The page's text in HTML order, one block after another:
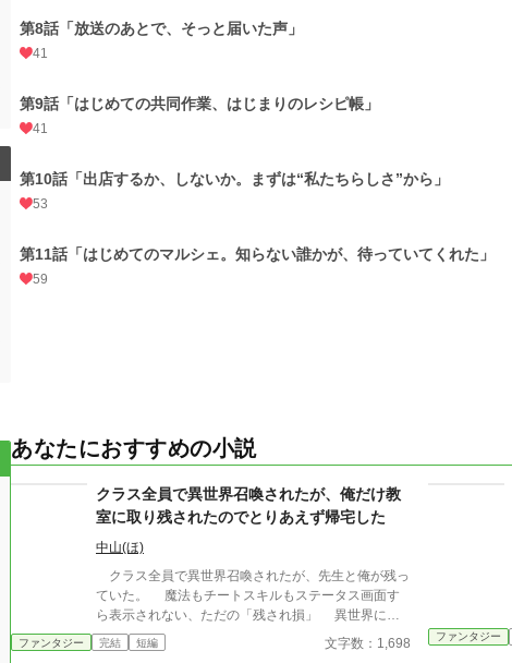
第8話「放送のあとで、そっと届いた声」
41
第9話「はじめての共同作業、はじまりのレシピ帳」
41
第10話「出店するか、しないか。まずは“私たちらしさ”から」
53
第11話「はじめてのマルシェ。知らない誰かが、待っていてくれた」
59
あなたにおすすめの小説
クラス全員で異世界召喚されたが、俺だけ教
室に取り残されたのでとりあえず帰宅した
中山(ほ)
クラス全員で異世界召喚されたが、先生と俺が残っ
ていた。 魔法もチートスキルもステータス画面す
ら表示されない、ただの「残され損」 異世界に行
けなかった俺を待っていたのは、世知辛い現実だっ
た。 AI使用状況 GoogleのGeminiさん使ってます〜
ファンタジー 完結 短編 文字数：1,698 ファンタジー